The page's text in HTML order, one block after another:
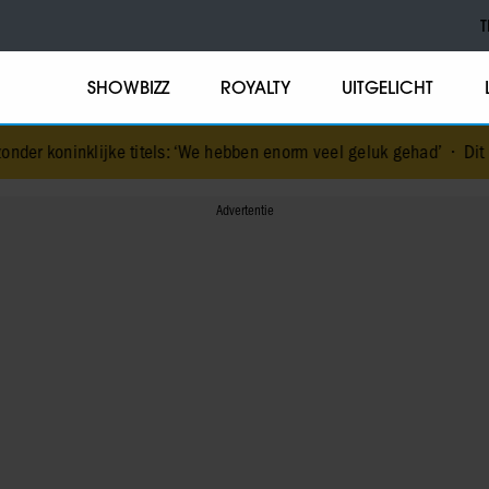
SHOWBIZZ ROYALTY UITGELICHT
‘We hebben enorm veel geluk gehad’• Dit was Elizabeth